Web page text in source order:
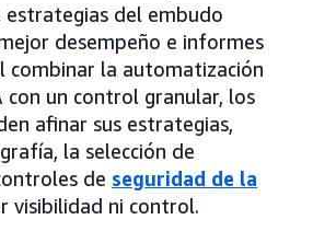
estrategias del embudo
desempeño e informes
combinar la automatización
con un control granular, los
afinar sus estrategias,
la selección de
de seguridad de la
visibilidad ni control.